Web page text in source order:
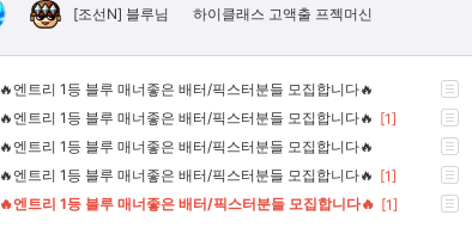
[조선N] 블루님 하이클래스 고액출 프젝머신
🔥엔트리 1등 블루 매너좋은 배터/픽스터분들 모집합니다🔥
🔥엔트리 1등 블루 매너좋은 배터/픽스터분들 모집합니다🔥 [1]
🔥엔트리 1등 블루 매너좋은 배터/픽스터분들 모집합니다🔥
🔥엔트리 1등 블루 매너좋은 배터/픽스터분들 모집합니다🔥 [1]
🔥엔트리 1등 블루 매너좋은 배터/픽스터분들 모집합니다🔥 [1]